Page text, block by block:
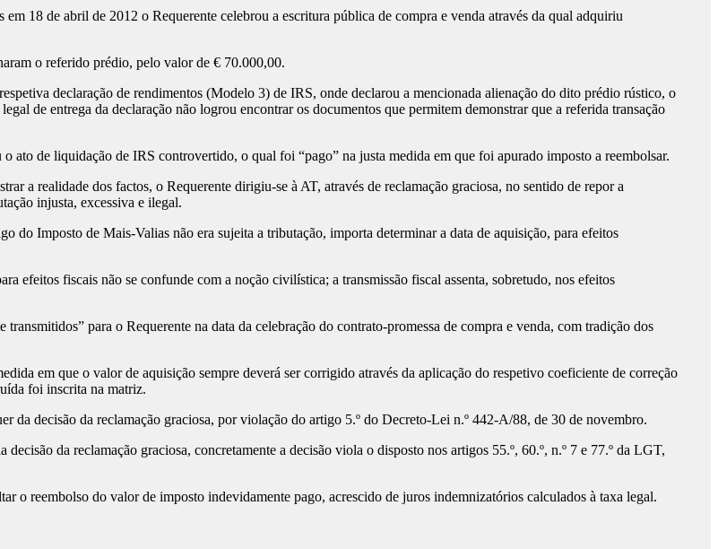
18 de abril de 2012 o Requerente celebrou a escritura pública de compra e venda através da qual adquiriu
o referido prédio, pelo valor de € 70.000,00.
declaração de rendimentos (Modelo 3) de IRS, onde declarou a mencionada alienação do dito prédio rústico, o
de entrega da declaração não logrou encontrar os documentos que permitem demonstrar que a referida transação
ato de liquidação de IRS controvertido, o qual foi “pago” na justa medida em que foi apurado imposto a reembolsar.
a realidade dos factos, o Requerente dirigiu-se à AT, através de reclamação graciosa, no sentido de repor a
injusta, excessiva e ilegal.
do Imposto de Mais-Valias não era sujeita a tributação, importa determinar a data de aquisição, para efeitos
efeitos fiscais não se confunde com a noção civilística; a transmissão fiscal assenta, sobretudo, nos efeitos
para o Requerente na data da celebração do contrato-promessa de compra e venda, com tradição dos
em que o valor de aquisição sempre deverá ser corrigido através da aplicação do respetivo coeficiente de correção
foi inscrita na matriz.
da decisão da reclamação graciosa, por violação do artigo 5.º do Decreto-Lei n.º 442-A/88, de 30 de novembro.
da reclamação graciosa, concretamente a decisão viola o disposto nos artigos 55.º, 60.º, n.º 7 e 77.º da LGT,
do valor de imposto indevidamente pago, acrescido de juros indemnizatórios calculados à taxa legal.